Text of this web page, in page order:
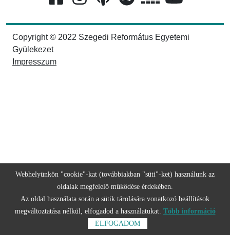
Copyright © 2022 Szegedi Református Egyetemi
Gyülekezet
Impresszum
Webhelyünkön "cookie"-kat (továbbiakban "süti"-ket) használunk az
oldalak megfelelő működése érdekében.
Az oldal használata során a sütik tárolására vonatkozó beállítások
megváltoztatása nélkül, elfogadod a használatukat. Több információ
ELFOGADOM